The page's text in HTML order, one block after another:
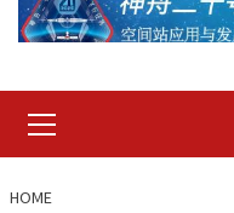
Menu
HOME